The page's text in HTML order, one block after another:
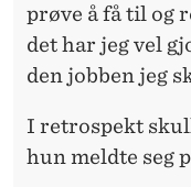
prøve å få til og
det har jeg vel
den jobben jeg
I retrospekt
hun meldte seg